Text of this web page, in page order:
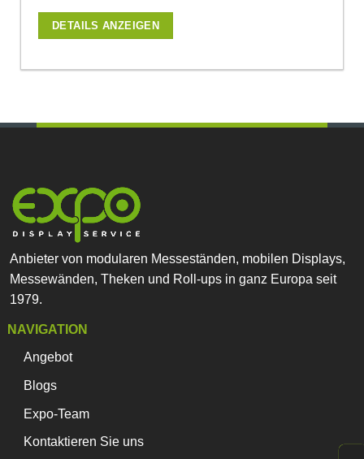
DETAILS ANZEIGEN
Anbieter von modularen Messeständen, mobilen Displays,
Messewänden, Theken und Roll-ups in ganz Europa seit
1979.
NAVIGATION
Angebot
Blogs
Expo-Team
Kontaktieren Sie uns